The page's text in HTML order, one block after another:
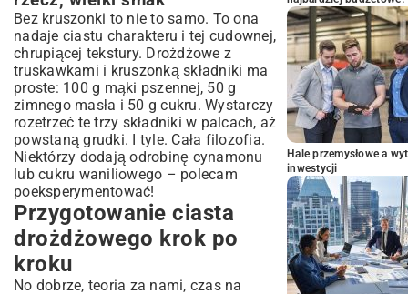
Bez kruszonki to nie to samo. To ona
nadaje ciastu charakteru i tej cudownej,
chrupiącej tekstury. Drożdżowe z
truskawkami i kruszonką składniki ma
proste: 100 g mąki pszennej, 50 g
zimnego masła i 50 g cukru. Wystarczy
rozetrzeć te trzy składniki w palcach, aż
powstaną grudki. I tyle. Cała filozofia.
Niektórzy dodają odrobinę cynamonu
lub cukru waniliowego – polecam
poeksperymentować!
Przygotowanie ciasta
drożdżowego krok po
kroku
No dobrze, teoria za nami, czas na
Hale przemysłowe a
inwestycji